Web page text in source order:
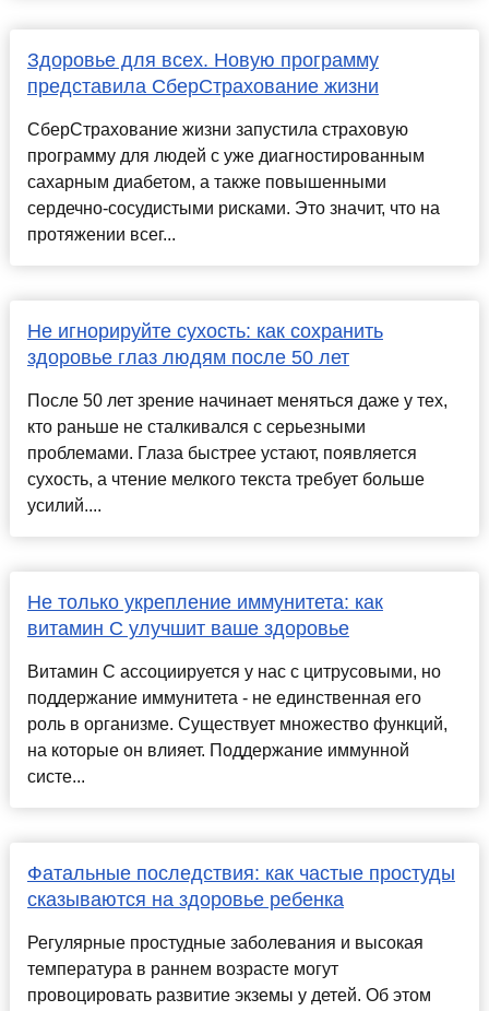
Здоровье для всех. Новую программу
представила СберСтрахование жизни
СберСтрахование жизни запустила страховую
программу для людей с уже диагностированным
сахарным диабетом, а также повышенными
сердечно-сосудистыми рисками. Это значит, что на
протяжении всег...
Не игнорируйте сухость: как сохранить
здоровье глаз людям после 50 лет
После 50 лет зрение начинает меняться даже у тех,
кто раньше не сталкивался с серьезными
проблемами. Глаза быстрее устают, появляется
сухость, а чтение мелкого текста требует больше
усилий....
Не только укрепление иммунитета: как
витамин С улучшит ваше здоровье
Витамин С ассоциируется у нас с цитрусовыми, но
поддержание иммунитета - не единственная его
роль в организме. Существует множество функций,
на которые он влияет. Поддержание иммунной
систе...
Фатальные последствия: как частые простуды
сказываются на здоровье ребенка
Регулярные простудные заболевания и высокая
температура в раннем возрасте могут
провоцировать развитие экземы у детей. Об этом